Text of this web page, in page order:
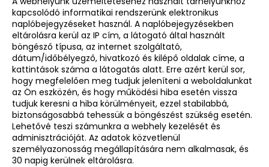
kapcsolódó informatikai rendszerünk elektronikus
naplóbejegyzéseket használ. A naplóbejegyzésekben
eltárolásra kerül az IP cím, a látogató által használt
böngésző típusa, az internet szolgáltató,
dátum/időbélyegző, hivatkozó és kilépő oldalak címe, a
kattintások száma a látogatás alatt. Erre azért kerül sor,
hogy megfelelően meg tudjuk jeleníteni a weboldalunkat
az Ön eszközén, és hogy működési hiba esetén vissza
tudjuk keresni a hiba körülményeit, ezzel stabilabbá,
biztonságosabbá tehessük a böngészést szükség esetén.
Lehetővé teszi számunkra a webhely kezelését és
adminisztrációját. Az adatok közvetlenül
személyazonosság megállapítására nem alkalmasak, és
30 napig kerülnek eltárolásra.